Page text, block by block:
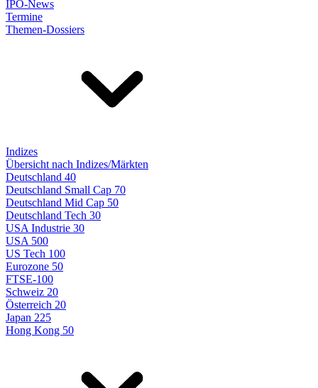
IPO-News
Termine
Themen-Dossiers
Indizes
Übersicht nach Indizes/Märkten
Deutschland 40
Deutschland Small Cap 70
Deutschland Mid Cap 50
Deutschland Tech 30
USA Industrie 30
USA 500
US Tech 100
Eurozone 50
FTSE-100
Schweiz 20
Österreich 20
Japan 225
Hong Kong 50